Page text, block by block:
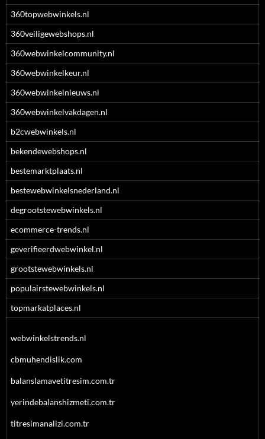
360topwebwinkels.nl
360veiligewebshops.nl
360webwinkelcommunity.nl
360webwinkelkeur.nl
360webwinkelnieuws.nl
360webwinkelvakdagen.nl
b2cwebwinkels.nl
bekendewebshops.nl
bestemarktplaats.nl
bestewebwinkelsnederland.nl
degrootstewebwinkels.nl
ecommerce-trends.nl
geverifieerdwebwinkel.nl
grootstewebwinkels.nl
populairstewebwinkels.nl
topmarkatplaces.nl
webwinkelstrends.nl
cbmuhendislik.com
balanslamavetitresim.com.tr
yerindebalanshizmeti.com.tr
titresimanalizi.com.tr